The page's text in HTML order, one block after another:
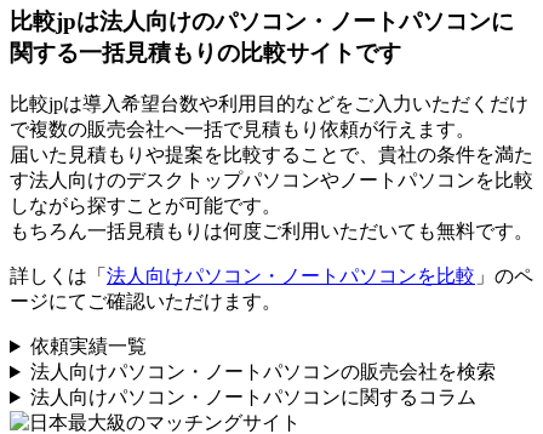
比較jpは法人向けのパソコン・ノートパソコンに
関する一括見積もりの比較サイトです
比較jpは導入希望台数や利用目的などをご入力いただくだけ
で複数の販売会社へ一括で見積もり依頼が行えます。
届いた見積もりや提案を比較することで、貴社の条件を満た
す法人向けのデスクトップパソコンやノートパソコンを比較
しながら探すことが可能です。
もちろん一括見積もりは何度ご利用いただいても無料です。
詳しくは「 法人向けパソコン・ノートパソコンを比較 」のペ
ージにてご確認いただけます。
依頼実績一覧
法人向けパソコン・ノートパソコンの販売会社を検索
法人向けパソコン・ノートパソコンに関するコラム